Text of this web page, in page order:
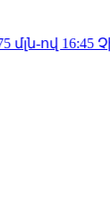
Չինաստանը